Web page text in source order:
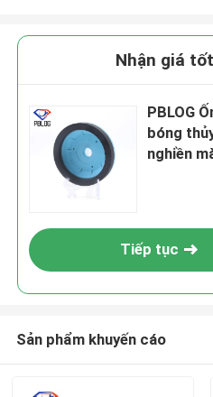
Nhận giá
PBLOG
bóng
nghiền
Tiếp tục
Sản phẩm khuyến cáo